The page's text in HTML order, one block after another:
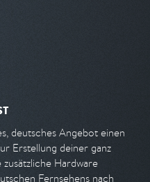
deutsches Angebot einen
Erstellung deiner ganz
Hardware
Fernsehens nach